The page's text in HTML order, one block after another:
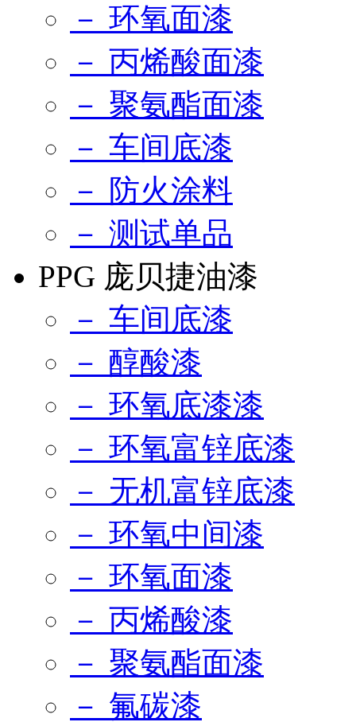
－ 环氧面漆
－ 丙烯酸面漆
－ 聚氨酯面漆
－ 车间底漆
－ 防火涂料
－ 测试单品
PPG 庞贝捷油漆
－ 车间底漆
－ 醇酸漆
－ 环氧底漆漆
－ 环氧富锌底漆
－ 无机富锌底漆
－ 环氧中间漆
－ 环氧面漆
－ 丙烯酸漆
－ 聚氨酯面漆
－ 氟碳漆